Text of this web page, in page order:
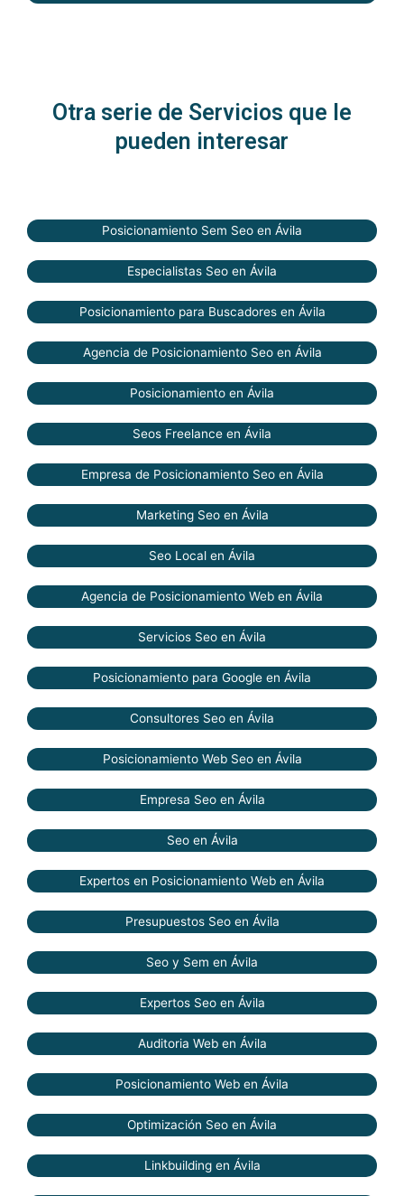
Otra serie de Servicios que le
pueden interesar
Posicionamiento Sem Seo en Ávila
Especialistas Seo en Ávila
Posicionamiento para Buscadores en Ávila
Agencia de Posicionamiento Seo en Ávila
Posicionamiento en Ávila
Seos Freelance en Ávila
Empresa de Posicionamiento Seo en Ávila
Marketing Seo en Ávila
Seo Local en Ávila
Agencia de Posicionamiento Web en Ávila
Servicios Seo en Ávila
Posicionamiento para Google en Ávila
Consultores Seo en Ávila
Posicionamiento Web Seo en Ávila
Empresa Seo en Ávila
Seo en Ávila
Expertos en Posicionamiento Web en Ávila
Presupuestos Seo en Ávila
Seo y Sem en Ávila
Expertos Seo en Ávila
Auditoria Web en Ávila
Posicionamiento Web en Ávila
Optimización Seo en Ávila
Linkbuilding en Ávila